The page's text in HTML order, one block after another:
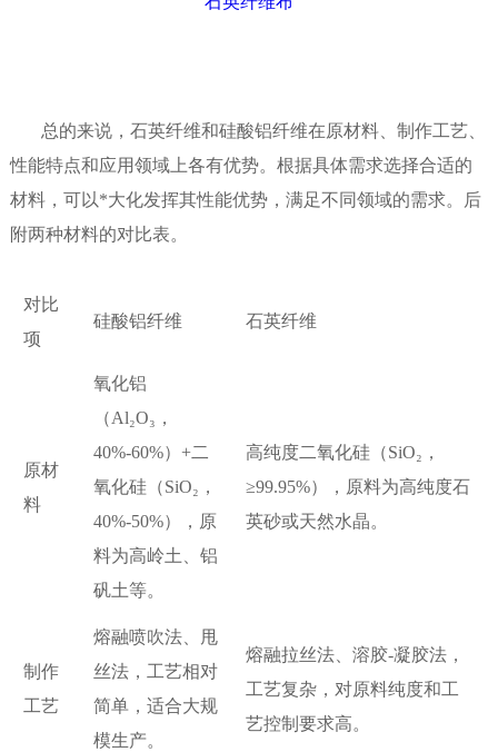
总的来说，石英纤维和硅酸铝纤维在原材料、制作工艺、
性能特点和应用领域上各有优势。根据具体需求选择合适的
材料，可以*大化发挥其性能优势，满足不同领域的需求。后
附两种材料的对比表。
对比
项
硅酸铝纤维 石英纤维
原材
料
氧化铝
（Al₂O₃，
40%-60%）+二
氧化硅（SiO₂，
40%-50%），原
料为高岭土、铝
矾土等。
高纯度二氧化硅（SiO₂，
≥99.95%），原料为高纯度石
英砂或天然水晶。
制作
工艺
熔融喷吹法、甩
丝法，工艺相对
简单，适合大规
模生产。
熔融拉丝法、溶胶-凝胶法，
工艺复杂，对原料纯度和工
艺控制要求高。